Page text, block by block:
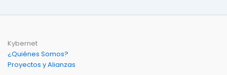
Kybernet
¿Quiénes Somos?
Proyectos y Alianzas